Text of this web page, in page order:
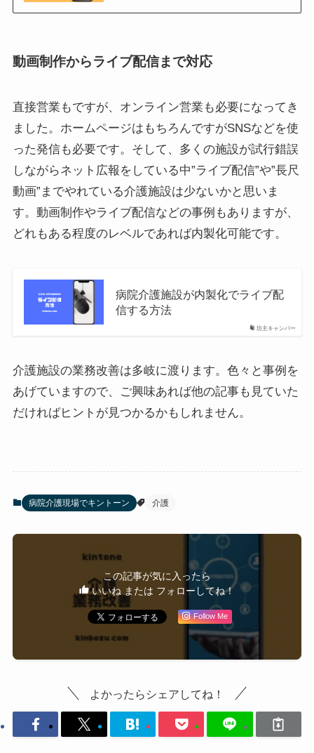
動画制作からライブ配信まで対応
直接営業もですが、オンライン営業も必要になってき
ました。ホームページはもちろんですがSNSなどを使
った発信も必要です。そして、多くの施設が試行錯誤
しながらネット広報をしている中”ライブ配信”や”長尺
動画”までやれている介護施設は少ないかと思いま
す。動画制作やライブ配信などの事例もありますが、
どれもある程度のレベルであれば内製化可能です。
坊主キャンパー
病院介護施設が内製化でライブ配
信する方法
介護施設の業務改善は多岐に渡ります。色々と事例を
あげていますので、ご興味あれば他の記事も見ていた
だければヒントが見つかるかもしれません。
病院介護現場でキントーン 介護
この記事が気に入ったら
いいね または フォローしてね！
Follow Me
よかったらシェアしてね！